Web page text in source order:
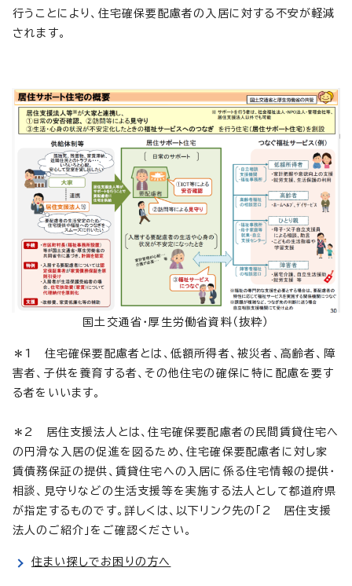
行うことにより、住宅確保要配慮者の入居に対する不安が軽減
されます。
国土交通省・厚生労働省資料（抜粋）
＊1 住宅確保要配慮者とは、低額所得者、被災者、高齢者、障
害者、子供を養育する者、その他住宅の確保に特に配慮を要す
る者をいいます。
＊2 居住支援法人とは、住宅確保要配慮者の民間賃貸住宅へ
の円滑な入居の促進を図るため、住宅確保要配慮者に対し家
賃債務保証の提供、賃貸住宅への入居に係る住宅情報の提供・
相談、見守りなどの生活支援等を実施する法人として都道府県
が指定するものです。詳しくは、以下リンク先の「2 居住支援
法人のご紹介」をご確認ください。
住まい探しでお困りの方へ